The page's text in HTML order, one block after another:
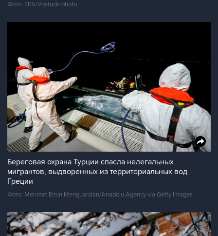
Фото: EPA/Vostock-photo
Береговая охрана Турции спасла нелегальных
мигрантов, выдворенных из территориальных вод
Греции
Фото: Mehmet Emin Menguarslan/Anadolu Agency via Getty Images